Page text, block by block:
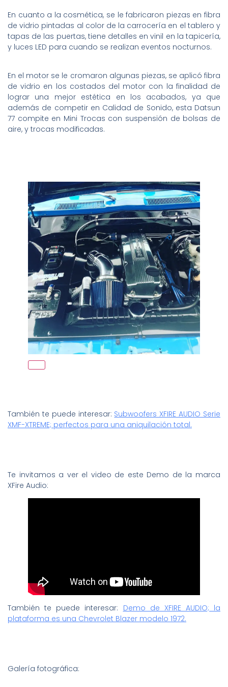
En cuanto a la cosmética, se le fabricaron piezas en fibra
de vidrio pintadas al color de la carrocería en el tablero y
tapas de las puertas, tiene detalles en vinil en la tapicería,
y luces LED para cuando se realizan eventos nocturnos.
En el motor se le cromaron algunas piezas, se aplicó fibra
de vidrio en los costados del motor con la finalidad de
lograr una mejor estética en los acabados, ya que
además de competir en Calidad de Sonido, esta Datsun
77 compite en Mini Trocas con suspensión de bolsas de
aire, y trocas modificadas.
También te puede interesar: Subwoofers XFIRE AUDIO Serie
XMF-XTREME; perfectos para una aniquilación total.
Te invitamos a ver el video de este Demo de la marca
XFire Audio:
También te puede interesar: Demo de XFIRE AUDIO; la
plataforma es una Chevrolet Blazer modelo 1972.
Galería fotográfica: